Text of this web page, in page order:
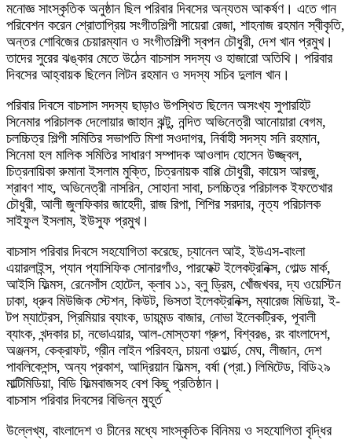
মনোজ্ঞ সাংস্কৃতিক অনুষ্ঠান ছিল পরিবার দিবসের অন্যতম আকর্ষণ। এতে গান
পরিবেশন করেন শ্রোতাপ্রিয় সংগীতশিল্পী সায়েরা রেজা, শাহনাজ রহমান স্বীকৃতি,
অন্তর শোবিজের চেয়ারম্যান ও সংগীতশিল্পী স্বপন চৌধুরী, দেশ খান প্রমুখ।
তাদের সুরের ঝঙ্কার মেতে উঠেন বাচসাস সদস্য ও হাজারো অতিথি। পরিবার
দিবসের আহ্বায়ক ছিলেন লিটন রহমান ও সদস্য সচিব দুলাল খান।
পরিবার দিবসে বাচসাস সদস্য ছাড়াও উপস্থিত ছিলেন অসংখ্য সুপারহিট
সিনেমার পরিচালক দেলোয়ার জাহান ঝন্টু, নন্দিত অভিনেত্রী আনোয়ারা বেগম,
চলচ্চিত্র শিল্পী সমিতির সভাপতি মিশা সওদাগর, নির্বাহী সদস্য সনি রহমান,
সিনেমা হল মালিক সমিতির সাধারণ সম্পাদক আওলাদ হোসেন উজ্জ্বল,
চিত্রনায়িকা রুমানা ইসলাম মুক্তি, চিত্রনায়ক বাপ্পি চৌধুরী, কায়েস আরজু,
শ্রাবণ শাহ, অভিনেত্রী নাসরিন, সোহানা সাবা, চলচ্চিত্র পরিচালক ইফতেখার
চৌধুরী, আলী জুলফিকার জাহেদী, রাজ রিপা, শিশির সরদার, নৃত্য পরিচালক
সাইফুল ইসলাম, ইউসুফ প্রমুখ।
বাচসাস পরিবার দিবসে সহযোগিতা করেছে, চ্যানেল আই, ইউএস-বাংলা
এয়ারলাইন্স, প্যান প্যাসিফিক সোনারগাঁও, পারফেক্ট ইলেকট্রনিক্স, গোল্ড মার্ক,
আইসি ফিল্মস, রেনেসাঁস হোটেল, ক্লাব ১১, ব্লু ড্রিম, খোঁজখবর, দ্য ওয়েস্টিন
ঢাকা, ধ্রুব মিউজিক স্টেশন, কিউট, ভিসতা ইলেকট্রনিক্স, ম্যারেজ মিডিয়া, ই-
টপ ম্যাট্রেস, প্রিমিয়ার ব্যাংক, ডায়মন্ড বাজার, নোভা ইলেকট্রিক, পূবালী
ব্যাংক, খন্দকার চা, নভোএয়ার, আল-মোস্তফা গ্রুপ, বিশ্বরঙ, রং বাংলাদেশ,
অঞ্জনস, কেক্রাফট, গ্রীন লাইন পরিবহন, চায়না ওয়ার্ল্ড, মেঘ, লীজান, দেশ
পাবলিকেশন্স, অন্য প্রকাশ, আদ্রিয়ান ফিল্মস, বর্ষা (প্রা.) লিমিটেড, বিডি২৯
মাল্টিমিডিয়া, বিডি ফিল্মবাজসহ বেশ কিছু প্রতিষ্ঠান।
বাচসাস পরিবার দিবসের বিভিন্ন মুহূর্ত
উল্লেখ্য, বাংলাদেশ ও চীনের মধ্যে সাংস্কৃতিক বিনিময় ও সহযোগিতা বৃদ্ধির